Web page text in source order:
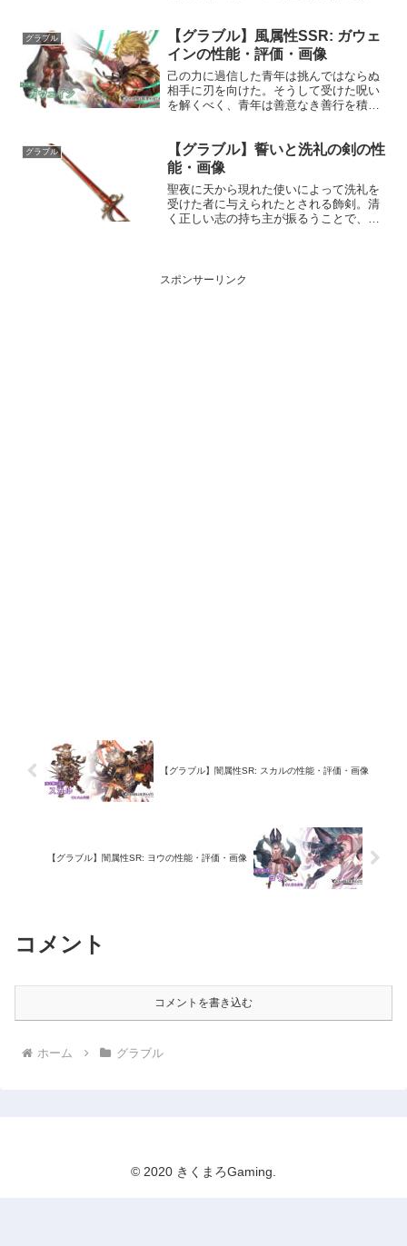
鬼気森然敵に土属性5.5倍ダメージ〔減衰
値1,...
グラブル
【グラブル】風属性SSR: ガウェ
インの性能・評価・画像
己の力に過信した青年は挑んではならぬ
相手に刃を向けた。そうして受けた呪い
を解くべく、青年は善意なき善行を積
ィール年齢：29歳身長：185cm種族：ヒ
ューマン趣味：戦略を...
グラブル
【グラブル】誓いと洗礼の剣の性
能・画像
聖夜に天から現れた使いによって洗礼を
受けた者に与えられたとされる飾剣。清
く正しい志の持ち主が振るうことで、刀
奥義オウ...
スポンサーリンク
【グラブル】闇属性SR: スカルの性能・評価・画像
【グラブル】闇属性SR: ヨウの性能・評価・画像
コメント
コメントを書き込む
ホーム グラブル
© 2020 きくまろGaming.